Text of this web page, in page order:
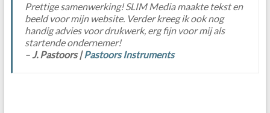
Prettige samenwerking! SLIM Media maakte tekst en
beeld voor mijn website. Verder kreeg ik ook nog
handig advies voor drukwerk, erg fijn voor mij als
startende ondernemer!
– J. Pastoors |Pastoors Instruments